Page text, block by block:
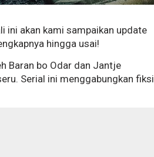
ini akan kami sampaikan update
hingga usai!
Baran bo Odar dan Jantje
Serial ini menggabungkan fiksi